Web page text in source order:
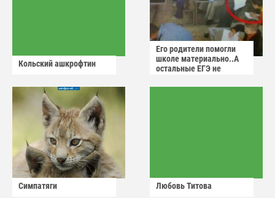
Кольский ашкрофтин
Его родители помогли
школе материально..А
остальные ЕГЭ не
Симпатяги Любовь Титова